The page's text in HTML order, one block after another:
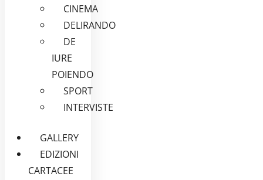
CINEMA
DELIRANDO
DE
IURE
POIENDO
SPORT
INTERVISTE
GALLERY
EDIZIONI
CARTACEE